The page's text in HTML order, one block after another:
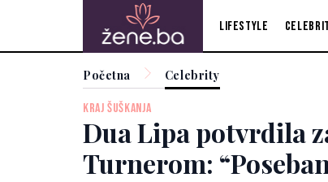
Lifestyle
Početna Celebrity
KRAJ ŠUŠKANJA
Dua Lipa potvrdila
Turnerom: